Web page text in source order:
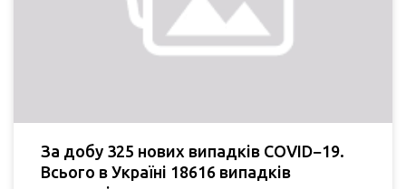
За добу 325 нових випадків COVID−19.
Всього в Україні 18616 випадків